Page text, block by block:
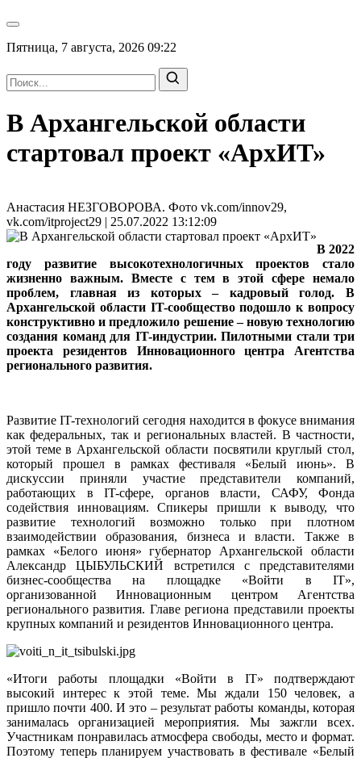
Пятница, 7 августа, 2026 09:22
В Архангельской области
стартовал проект «АрхИТ»
Анастасия НЕЗГОВОРОВА. Фото vk.com/innov29,
vk.com/itproject29 | 25.07.2022 13:12:09
В 2022
году развитие высокотехнологичных проектов стало
жизненно важным. Вместе с тем в этой сфере немало
проблем, главная из которых – кадровый голод. В
Архангельской области IT-сообщество подошло к вопросу
конструктивно и предложило решение – новую технологию
создания команд для IT-индустрии. Пилотными стали три
проекта резидентов Инновационного центра Агентства
регионального развития.
Развитие IT-технологий сегодня находится в фокусе внимания
как федеральных, так и региональных властей. В частности,
этой теме в Архангельской области посвятили круглый стол,
который прошел в рамках фестиваля «Белый июнь». В
дискуссии приняли участие представители компаний,
работающих в IT-сфере, органов власти, САФУ, Фонда
содействия инновациям. Спикеры пришли к выводу, что
развитие технологий возможно только при плотном
взаимодействии образования, бизнеса и власти. Также в
рамках «Белого июня» губернатор Архангельской области
Александр ЦЫБУЛЬСКИЙ встретился с представителями
бизнес-сообщества на площадке «Войти в IT»,
организованной Инновационным центром Агентства
регионального развития. Главе региона представили проекты
крупных компаний и резидентов Инновационного центра.
«Итоги работы площадки «Войти в IT» подтверждают
высокий интерес к этой теме. Мы ждали 150 человек, а
пришло почти 400. И это – результат работы команды, которая
занималась организацией мероприятия. Мы зажгли всех.
Участникам понравилась атмосфера свободы, место и формат.
Поэтому теперь планируем участвовать в фестивале «Белый